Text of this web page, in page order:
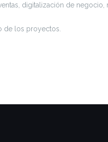
digitalización de negocio,
de los proyectos.